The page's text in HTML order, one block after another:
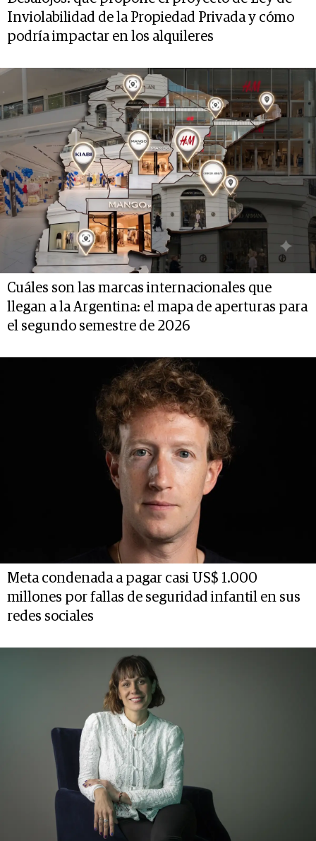
Inviolabilidad de la Propiedad Privada y cómo
podría impactar en los alquileres
Cuáles son las marcas internacionales que
llegan a la Argentina: el mapa de aperturas para
el segundo semestre de 2026
Meta condenada a pagar casi US$ 1.000
millones por fallas de seguridad infantil en sus
redes sociales